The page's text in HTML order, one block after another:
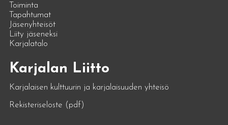
Toiminta
Tapahtumat
Jäsenyhteisöt
Liity jäseneksi
Karjalatalo
Karjalan Liitto
Karjalaisen kulttuurin ja karjalaisuuden yhteisö
Rekisteriseloste (pdf)